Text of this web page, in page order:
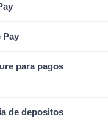
Pay
para pagos
de depositos